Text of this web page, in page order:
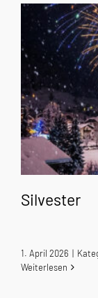
Silvester
1. April 2026 |
Weiterlesen